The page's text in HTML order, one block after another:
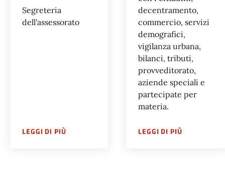
Segreteria
dell'assessorato
LEGGI DI PIÙSU ASSESSORATO CULTURA, RAPPORTI
decentramento,
commercio, servizi
demografici,
vigilanza urbana,
bilanci, tributi,
provveditorato,
aziende speciali e
partecipate per
materia.
LEGGI DI PIÙSU